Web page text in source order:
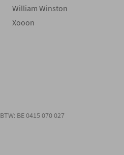
William Winston
Xooon
BTW: BE 0415 070 027